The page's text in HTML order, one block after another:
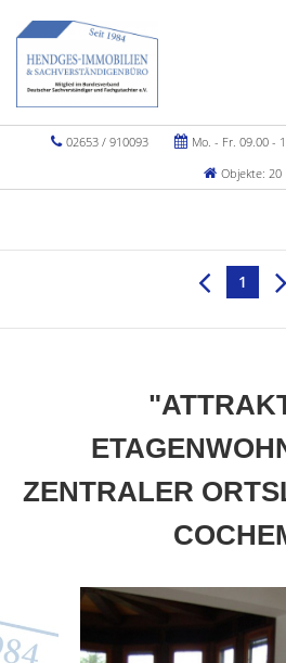
02653 / 910093 Mo. - Fr. 09.00 -
Objekte: 20
1
ZENTRALER